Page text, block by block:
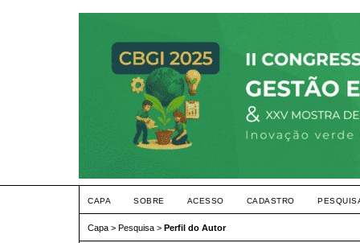
CAPA SOBRE ACESSO CADASTRO
Capa > Pesquisa > Perfil do Autor